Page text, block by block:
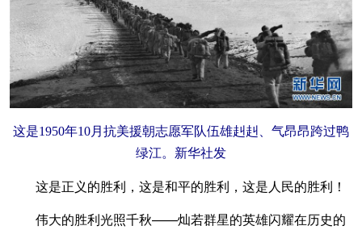
这是1950年10月抗美援朝志愿军队伍雄赳赳、气昂昂跨过鸭
绿江。新华社发
这是正义的胜利，这是和平的胜利，这是人民的胜利！
伟大的胜利光照千秋——灿若群星的英雄闪耀在历史的